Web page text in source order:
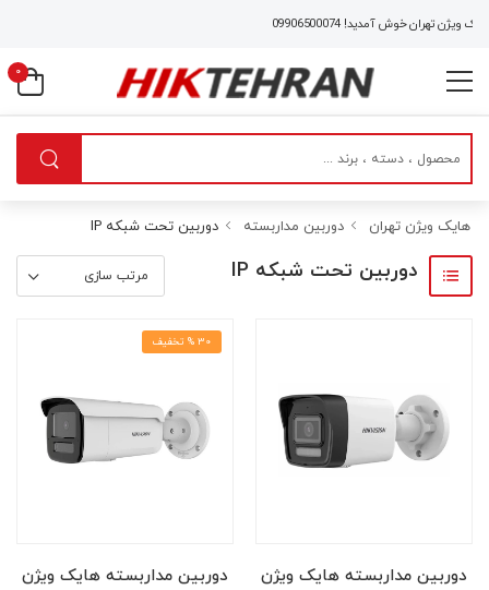
خوش آمدید!09906500074
0
هایک ویژن تهران دوربین مداربسته دوربین تحت شبکه IP
دوربین تحت شبکه IP
دوربین مداربسته هایک ویژن
30 % تخفیف
دوربین مداربسته هایک ویژن